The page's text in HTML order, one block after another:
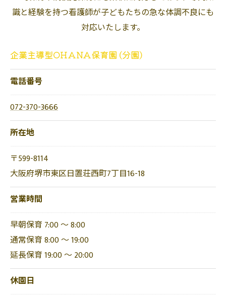
識と経験を持つ看護師が子どもたちの急な体調不良にも
対応いたします。
企業主導型OHANA保育園 (分園)
電話番号
072-370-3666
所在地
〒599-8114
大阪府堺市東区日置荘西町7丁目16-18
営業時間
早朝保育 7:00 ～ 8:00
通常保育 8:00 ～ 19:00
延長保育 19:00 ～ 20:00
休園日